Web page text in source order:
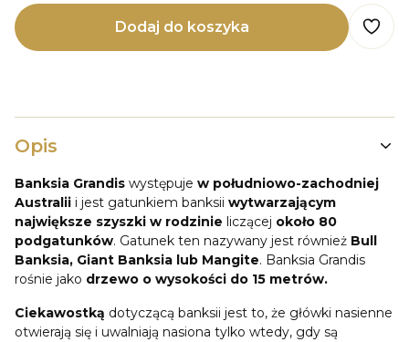
Dodaj do koszyka
Opis
Banksia Grandis występuje w południowo-zachodniej
Australii i jest gatunkiem banksii wytwarzającym
największe szyszki w rodzinie liczącej około 80
podgatunków. Gatunek ten nazywany jest również Bull
Banksia, Giant Banksia lub Mangite. Banksia Grandis
rośnie jako drzewo o wysokości do 15 metrów.
Ciekawostką dotyczącą banksii jest to, że główki nasienne
otwierają się i uwalniają nasiona tylko wtedy, gdy są